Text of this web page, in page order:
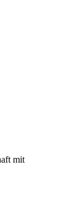
mit